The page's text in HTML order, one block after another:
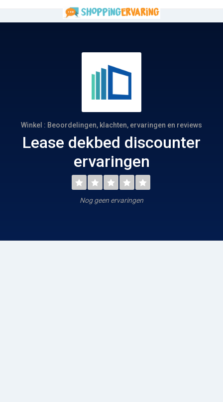
Winkel : Beoordelingen, klachten, ervaringen en reviews
Lease dekbed discounter
ervaringen
Nog geen ervaringen